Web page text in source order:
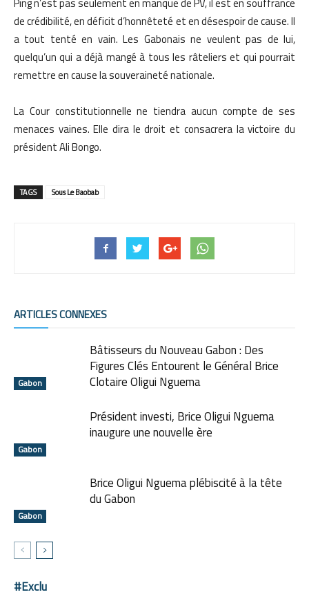
de crédibilité, en déficit d’honnêteté et en désespoir de cause. Il
a tout tenté en vain. Les Gabonais ne veulent pas de lui,
quelqu’un qui a déjà mangé à tous les râteliers et qui pourrait
remettre en cause la souveraineté nationale.
La Cour constitutionnelle ne tiendra aucun compte de ses
menaces vaines. Elle dira le droit et consacrera la victoire du
président Ali Bongo.
TAGS Sous Le Baobab
ARTICLES CONNEXES
Gabon
Bâtisseurs du Nouveau Gabon : Des
Figures Clés Entourent le Général Brice
Clotaire Oligui Nguema
Gabon
Président investi, Brice Oligui Nguema
inaugure une nouvelle ère
Gabon
Brice Oligui Nguema plébiscité à la tête
du Gabon
#Exclu